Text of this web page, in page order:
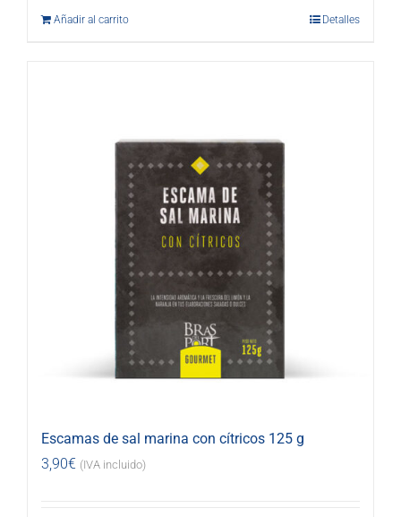
Añadir al carrito Detalles
Escamas de sal marina con cítricos 125 g
3,90€ (IVA incluido)